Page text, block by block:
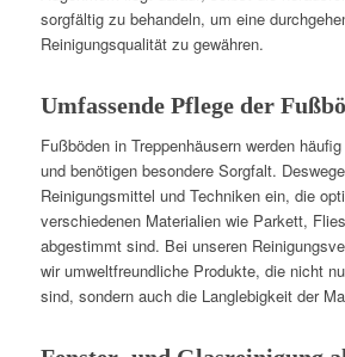
sorgfältig zu behandeln, um eine
Reinigungsqualität zu gewähren.
Umfassende Pflege der
Fußböden in Treppenhäusern werden
und benötigen besondere Sorgfalt.
Reinigungsmittel und Techniken ein, die
verschiedenen Materialien wie Parkett,
abgestimmt sind. Bei unseren
wir umweltfreundliche Produkte, die nicht
sind, sondern auch die Langlebigkeit der